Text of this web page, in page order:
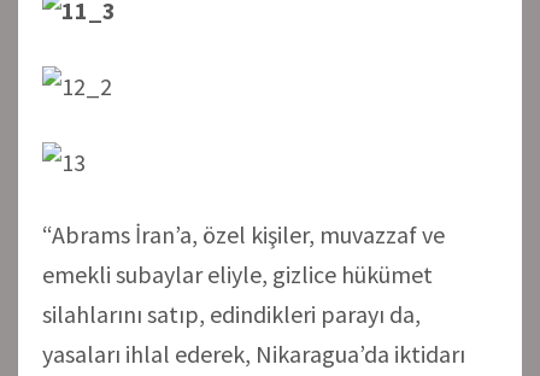
“Abrams İran’a, özel kişiler, muvazzaf ve
emekli subaylar eliyle, gizlice hükümet
silahlarını satıp, edindikleri parayı da,
yasaları ihlal ederek, Nikaragua’da iktidarı